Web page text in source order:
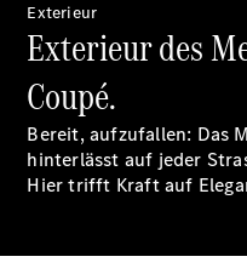
Garantie
Exterieur
Exterieur des
Coupé.
Bereit, aufzufallen: Das
hinterlässt auf jeder
Hier trifft Kraft auf